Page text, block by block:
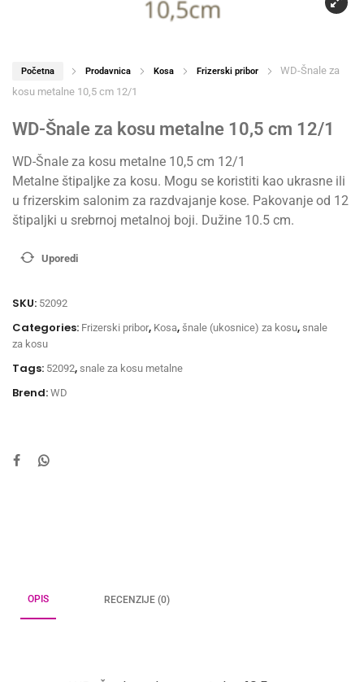
Početna Prodavnica Kosa Frizerski pribor
WD-Šnale za
kosu metalne 10,5 cm 12/1
WD-Šnale za kosu metalne 10,5 cm 12/1
WD-Šnale za kosu metalne 10,5 cm 12/1
Metalne štipaljke za kosu. Mogu se koristiti kao ukrasne ili
u frizerskim salonim za razdvajanje kose. Pakovanje od 12
štipaljki u srebrnoj metalnoj boji. Dužine 10.5 cm.
Uporedi
SKU: 52092
Categories: Frizerski pribor, Kosa, šnale (ukosnice) za kosu, snale
za kosu
Tags: 52092, snale za kosu metalne
Brend: WD
OPIS RECENZIJE (0)